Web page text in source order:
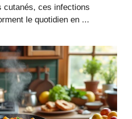
cutanés, ces infections
le quotidien en ...